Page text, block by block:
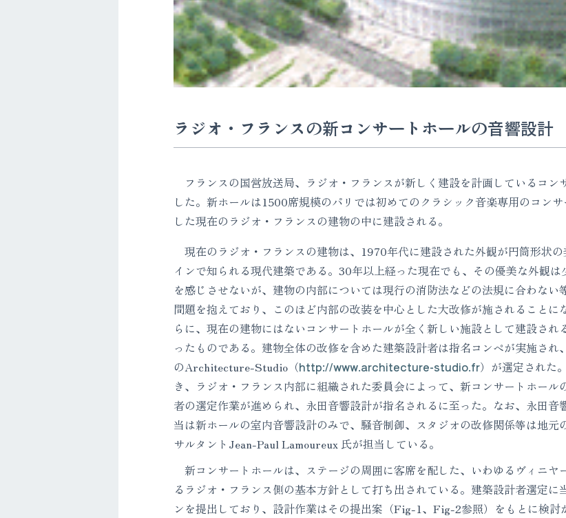
ラジオ・フランスの新コンサートホールの音響設計
フランスの国営放送局、ラジオ・フランスが新しく建設を計画しているコ
した。新ホールは1500席規模のパリでは初めてのクラシック音楽専用のコン
した現在のラジオ・フランスの建物の中に建設される。
現在のラジオ・フランスの建物は、1970年代に建設された外観が円筒形状
インで知られる現代建築である。30年以上経った現在でも、その優美な外観は
を感じさせないが、建物の内部については現行の消防法などの法規に合わない
問題を抱えており、このほど内部の改装を中心とした大改修が施されることに
らに、現在の建物にはないコンサートホールが全く新しい施設として建設され
ったものである。建物全体の改修を含めた建築設計者は指名コンペが実施され
のArchitecture-Studio（http://www.architecture-studio.fr）が選定された
き、ラジオ・フランス内部に組織された委員会によって、新コンサートホール
者の選定作業が進められ、永田音響設計が指名されるに至った。なお、永田音
当は新ホールの室内音響設計のみで、騒音制御、スタジオの改修関係等は地元
サルタントJean-Paul Lamoureux 氏が担当している。
新コンサートホールは、ステージの周囲に客席を配した、いわゆるヴィニ
るラジオ・フランス側の基本方針として打ち出されている。建築設計者選定
ンを提出しており、設計作業はその提出案（Fig-1、Fig-2参照）をもとに検討